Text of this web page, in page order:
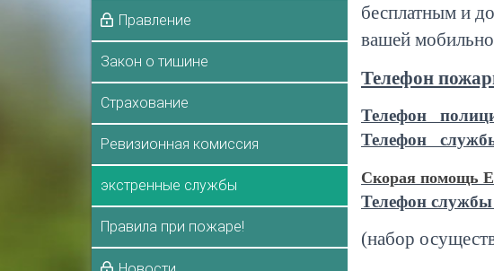
Правление
Закон о тишине
Страхование
Ревизионная комиссия
экстренные службы
Правила при пожаре!
бесплатным и
вашей
Телефон
Телефон
Телефон
Скорая помощь
Телефон службы
(набор